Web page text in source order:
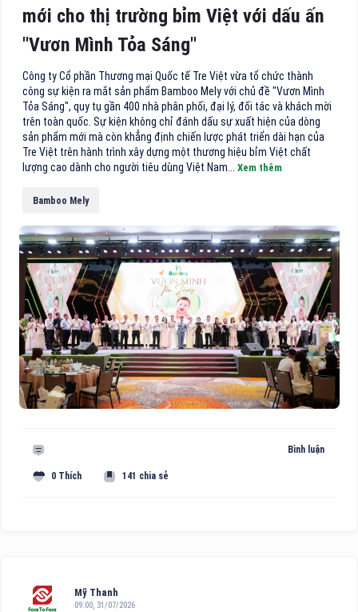
mới cho thị trường bỉm Việt với dấu ấn
"Vươn Mình Tỏa Sáng"
Công ty Cổ phần Thương mại Quốc tế Tre Việt vừa tổ chức thành
công sự kiện ra mắt sản phẩm Bamboo Mely với chủ đề "Vươn Mình
Tỏa Sáng", quy tụ gần 400 nhà phân phối, đại lý, đối tác và khách mời
trên toàn quốc. Sự kiện không chỉ đánh dấu sự xuất hiện của dòng
sản phẩm mới mà còn khẳng định chiến lược phát triển dài hạn của
Tre Việt trên hành trình xây dựng một thương hiệu bỉm Việt chất
lượng cao dành cho người tiêu dùng Việt Nam... Xem thêm
Bamboo Mely
Bình luận
0 Thích 141 chia sẻ
Mỹ Thanh
09:00, 31/07/2026